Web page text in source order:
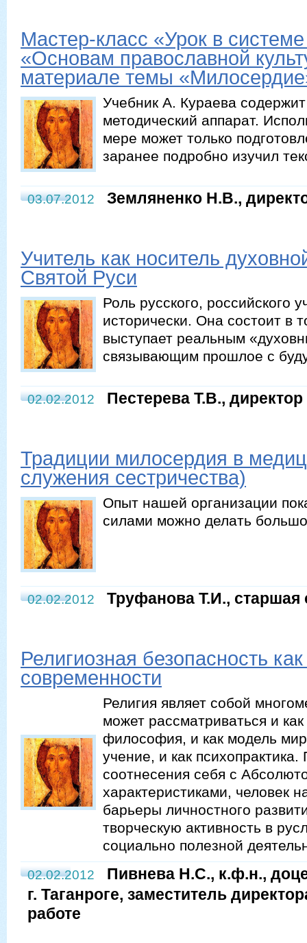
Мастер-класс «Урок в
«Основам православной
материале темы
Учебник А. Кураева
методический аппарат.
мере может только
заранее подробно изучил
03.07.2012 Земляненко Н.В.,
Учитель как носитель
Святой Руси
Роль русского, российского
исторически. Она состоит в
выступает реальным
связывающим прошлое с
02.02.2012 Пестерева Т.В.,
Традиции милосердия в
служения сестричества)
Опыт нашей организации
силами можно делать
02.02.2012 Труфанова Т.И., старшая
Религиозная безопасность
современности
Религия являет собой
может рассматриваться и
философия, и как модель
учение, и как
соотнесения себя с
характеристиками, человек
барьеры личностного
творческую активность в
социально полезной
02.02.2012
Пивнева Н.С., к.ф.н.,
г. Таганроге, заместитель
работе